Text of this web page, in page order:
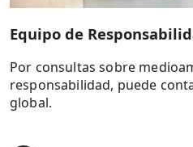
Equipo de
Por consultas sobre
responsabilidad, puede
global.